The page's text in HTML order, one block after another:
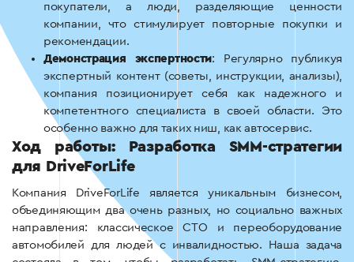
покупатели, а люди, разделяющие ценности
компании, что стимулирует повторные покупки и
рекомендации.
Демонстрация экспертности: Регулярно публикуя
экспертный контент (советы, инструкции, анализы),
компания позиционирует себя как надежного и
компетентного специалиста в своей области. Это
особенно важно для таких ниш, как автосервис.
Ход работы: Разработка SMM-стратегии
для DriveForLife
Компания DriveForLife является уникальным бизнесом,
объединяющим два очень разных, но социально важных
направления: классическое СТО и переоборудование
автомобилей для людей с инвалидностью. Наша задача